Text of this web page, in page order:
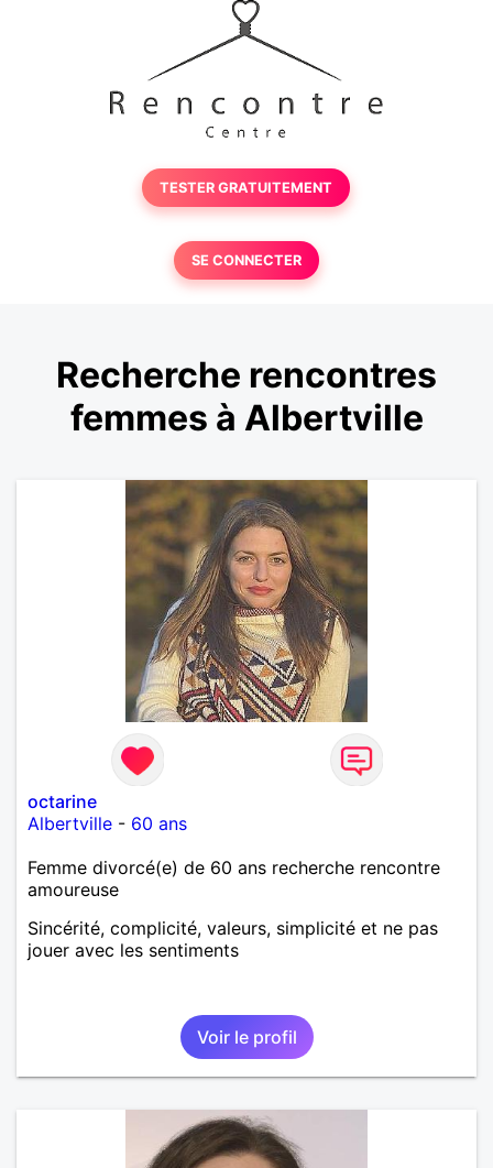
TESTER GRATUITEMENT
SE CONNECTER
Recherche rencontres
femmes à Albertville
octarine
Albertville - 60 ans
Femme divorcé(e) de 60 ans recherche rencontre
amoureuse
Sincérité, complicité, valeurs, simplicité et ne pas
jouer avec les sentiments
Voir le profil